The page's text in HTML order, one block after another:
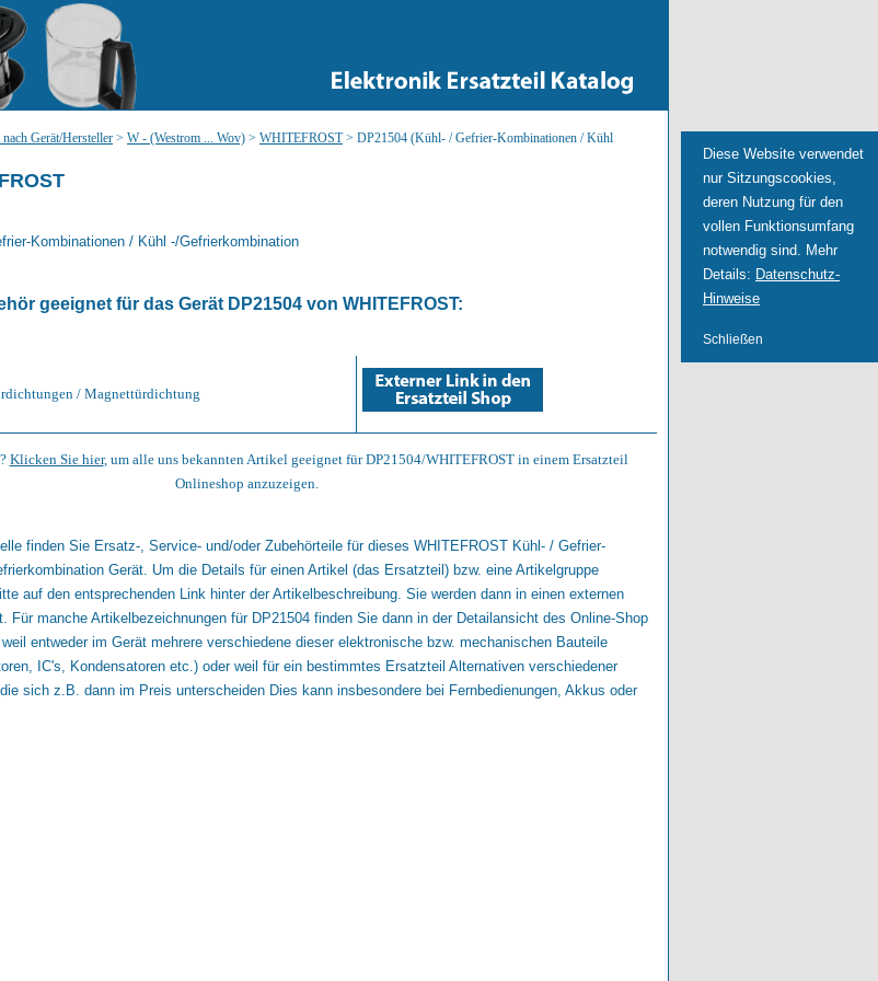
Diese Website verwendet
nur Sitzungscookies,
deren Nutzung für den
vollen Funktionsumfang
notwendig sind. Mehr
Details: Datenschutz-
Hinweise
Schließen
Kombinationen / Kühl -/Gefrierkombination
geeignet für das Gerät DP21504 von WHITEFROST:
/ Magnettürdichtung
Klicken Sie hier, um alle uns bekannten Artikel geeignet für DP21504/WHITEFROST in einem Ersatzteil
Onlineshop anzuzeigen.
finden Sie Ersatz-, Service- und/oder Zubehörteile für dieses WHITEFROST Kühl- / Gefrier-
Gerät. Um die Details für einen Artikel (das Ersatzteil) bzw. eine Artikelgruppe
auf den entsprechenden Link hinter der Artikelbeschreibung. Sie werden dann in einen externen
Für manche Artikelbezeichnungen für DP21504 finden Sie dann in der Detailansicht des Online-Shop
entweder im Gerät mehrere verschiedene dieser elektronische bzw. mechanischen Bauteile
IC's, Kondensatoren etc.) oder weil für ein bestimmtes Ersatzteil Alternativen verschiedener
sich z.B. dann im Preis unterscheiden Dies kann insbesondere bei Fernbedienungen, Akkus oder
Gerät/Hersteller > W - (Westrom ... Wov) > WHITEFROST> DP21504 (Kühl- / Gefrier-Kombinationen / Kühl